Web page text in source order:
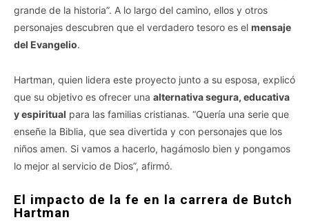
grande de la historia”. A lo largo del camino, ellos y otros
personajes descubren que el verdadero tesoro es el mensaje
del Evangelio.
Hartman, quien lidera este proyecto junto a su esposa, explicó
que su objetivo es ofrecer una alternativa segura, educativa
y espiritual para las familias cristianas. “Quería una serie que
enseñe la Biblia, que sea divertida y con personajes que los
niños amen. Si vamos a hacerlo, hagámoslo bien y pongamos
lo mejor al servicio de Dios”, afirmó.
El impacto de la fe en la carrera de Butch
Hartman